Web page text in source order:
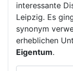
interessante
Leipzig. Es
synonym
erheblichen
Eigentum.